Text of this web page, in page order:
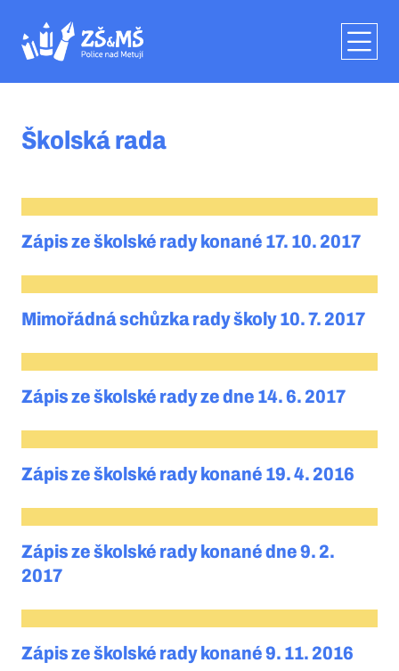
Školská rada
Zápis ze školské rady konané 17. 10. 2017
Mimořádná schůzka rady školy 10. 7. 2017
Zápis ze školské rady ze dne 14. 6. 2017
Zápis ze školské rady konané 19. 4. 2016
Zápis ze školské rady konané dne 9. 2.
2017
Zápis ze školské rady konané 9. 11. 2016